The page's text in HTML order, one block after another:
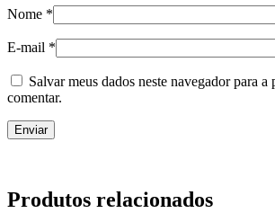
Nome *
E-mail *
Salvar meus dados neste navegador para
comentar.
Produtos relacionados